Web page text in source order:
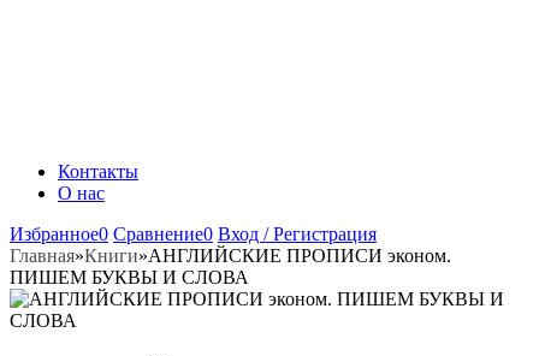
Контакты
О нас
Избранное0 Сравнение0 Вход / Регистрация
Главная»Книги»АНГЛИЙСКИЕ ПРОПИСИ эконом.
ПИШЕМ БУКВЫ И СЛОВА